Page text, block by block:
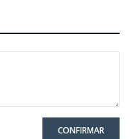
CONFIRMAR